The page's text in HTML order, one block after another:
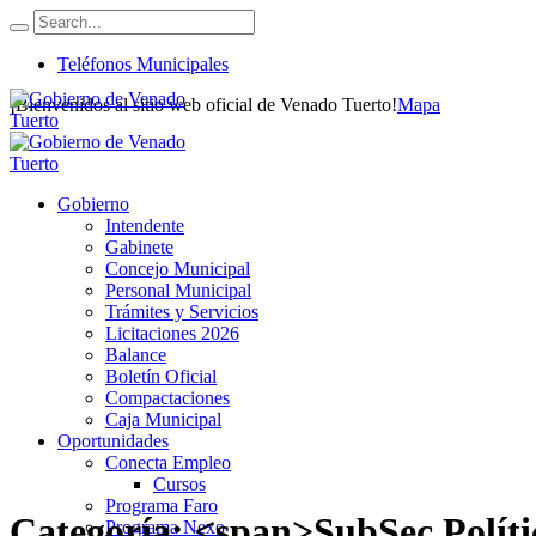
Teléfonos Municipales
¡Bienvenidos al sitio web oficial de Venado Tuerto!Mapa
Gobierno
Intendente
Gabinete
Concejo Municipal
Personal Municipal
Trámites y Servicios
Licitaciones 2026
Balance
Boletín Oficial
Compactaciones
Caja Municipal
Oportunidades
Conecta Empleo
Cursos
Programa Faro
Programa Nexo